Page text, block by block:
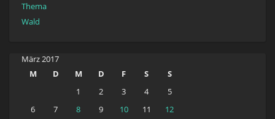
Thema
Wald
März 2017
M
D M D F S
S
1
2 3 4
5
6
7 8 9 10 11
12